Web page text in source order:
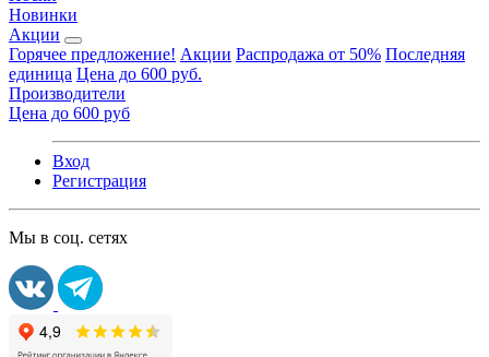
Новинки
Акции
Горячее предложение! Акции Распродажа от 50% Последняя
единица Цена до 600 руб.
Производители
Цена до 600 руб
Вход
Регистрация
Мы в соц. сетях